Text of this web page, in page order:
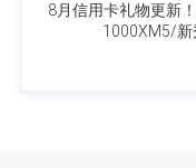
8月信用卡礼物更新
1000XM5/新